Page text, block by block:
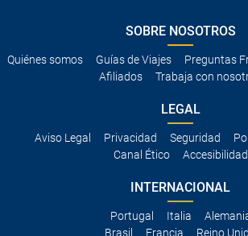
SOBRE NOSOTROS
Quiénes somos Guías de Viajes Preguntas
Afiliados
Trabaja con
LEGAL
Aviso Legal Privacidad Seguridad
Canal Ético
Accesibilidad
INTERNACIONAL
Portugal Italia
Brasil
Francia Reino